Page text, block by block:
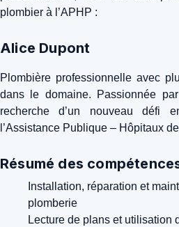
plombier à l’APHP :
Alice Dupont
Plombière professionnelle avec
dans le domaine. Passionnée
recherche d’un nouveau défi
l’Assistance Publique – Hôpitaux
Résumé des
Installation, réparation et
plomberie
Lecture de plans et utilisation